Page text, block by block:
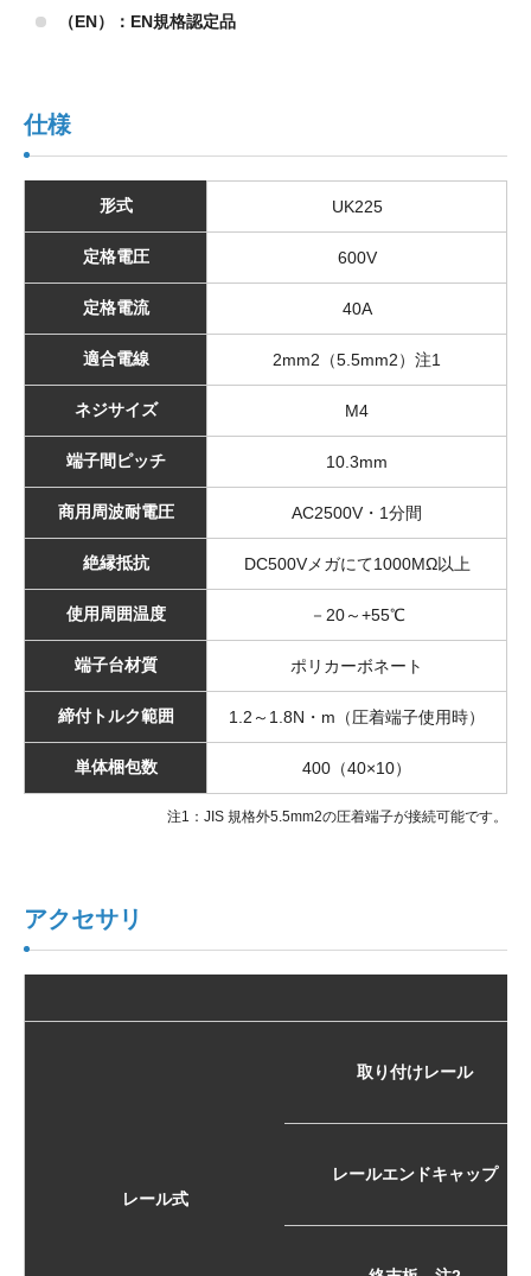
（EN）：EN規格認定品
仕様
形式 UK225
定格電圧 600V
定格電流 40A
適合電線 2mm2（5.5mm2）注1
ネジサイズ M4
端子間ピッチ 10.3mm
商用周波耐電圧 AC2500V・1分間
絶縁抵抗 DC500Vメガにて1000MΩ以上
使用周囲温度 －20～+55℃
端子台材質 ポリカーボネート
締付トルク範囲 1.2～1.8N・m（圧着端子使用時）
単体梱包数 400（40×10）
注1：JIS 規格外5.5mm2の圧着端子が接続可能です。
アクセサリ
レール式
取り付けレール
レールエンドキャップ